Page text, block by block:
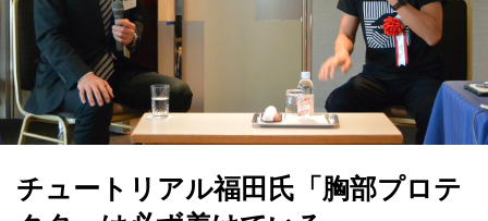
チュートリアル福田氏「胸部プロテ